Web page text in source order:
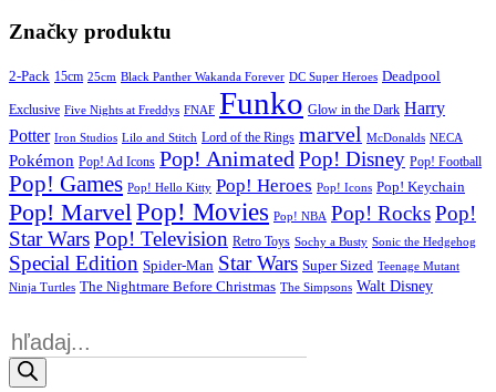
Značky produktu
2-Pack 15cm 25cm Black Panther Wakanda Forever DC Super Heroes Deadpool
Exclusive Five Nights at Freddys FNAF Funko Glow in the Dark Harry
Potter Iron Studios Lilo and Stitch Lord of the Rings marvel McDonalds NECA
Pokémon Pop! Ad Icons Pop! Animated Pop! Disney Pop! Football
Pop! Games Pop! Hello Kitty Pop! Heroes Pop! Icons Pop! Keychain
Pop! Marvel Pop! Movies Pop! NBA Pop! RocksPop!
Star WarsPop! Television Retro Toys Sochy a Busty Sonic the Hedgehog
Special Edition Spider-Man Star Wars Super Sized Teenage Mutant
Ninja Turtles The Nightmare Before Christmas The Simpsons Walt Disney
Products
search